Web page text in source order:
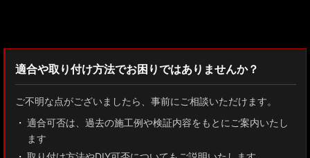
適合や取り付け方法でお困りではありませんか？
ご不明な点がございましたら、事前にご相談いただけます。
適合可否は、過去の施工例や検証内容をもとにご案内いたし
ます